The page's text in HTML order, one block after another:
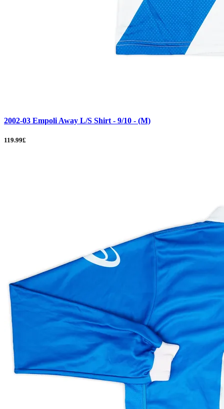
2002-03 Empoli Away L/S Shirt - 9/10 - (M)
119.99£